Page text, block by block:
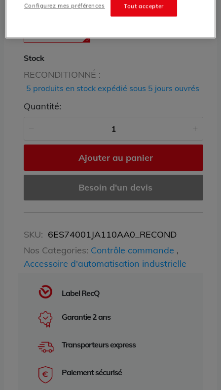
Stock
RECONDITIONNÉ :
5 produits en stock expédié sous 5 jours ouvrés
Quantité:
Ajouter au panier
Besoin d'un devis
SKU: 6ES74001JA110AA0_RECOND
Nos Categories: Contrôle commande ,
Accessoire d'automatisation industrielle
Label RecQ
Garantie 2 ans
Transporteurs express
Paiement sécurisé
Tout accepter
Configurez mes préférences